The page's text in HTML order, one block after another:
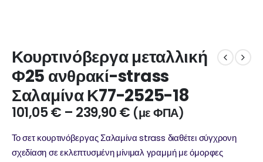
Κουρτινόβεργα μεταλλική
Φ25 ανθρακί-strass
Σαλαμίνα Κ77-2525-18
101,05€ – 239,90€ (με ΦΠΑ)
Το σετ κουρτινόβεργας Σαλαμίνα strass διαθέτει σύγχρονη
σχεδίαση σε εκλεπτυσμένη μίνιμαλ γραμμή με όμορφες